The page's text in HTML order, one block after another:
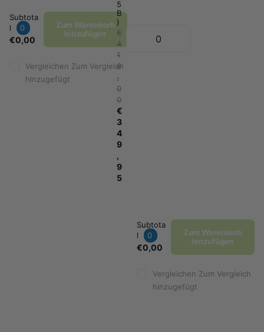
Subtota
l
0
€0,00
Zum Warenkorb
hinzufügen
Vergleichen Zum Vergleich
hinzugefügt
5
B
)
€
4
1
8
,
0
0
€
3
4
9
,
9
5
Subtota
l
0
€0,00
Zum Warenkorb
hinzufügen
Vergleichen Zum Vergleich
hinzugefügt